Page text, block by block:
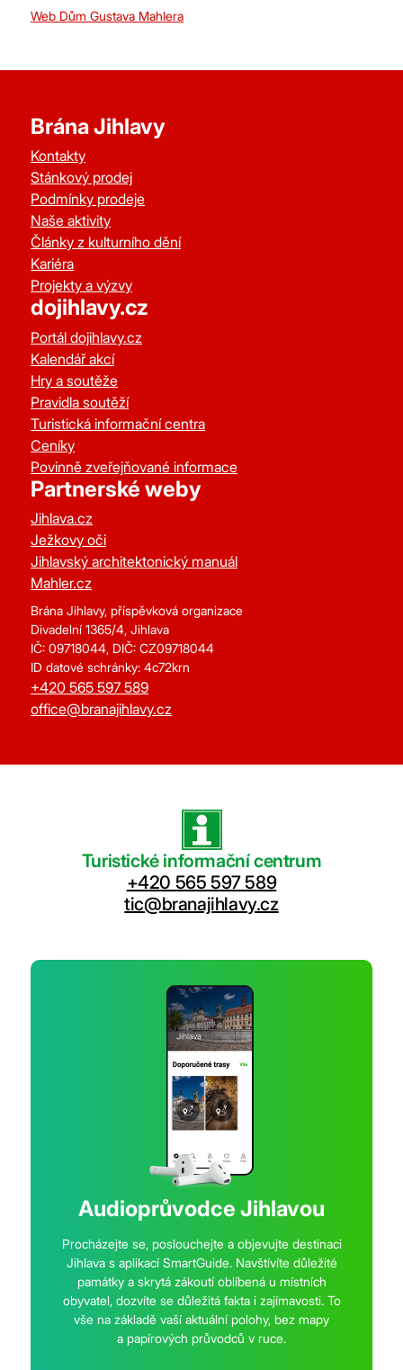
Web Dům Gustava Mahlera
Brána Jihlavy
Kontakty
Stánkový prodej
Podmínky prodeje
Naše aktivity
Články z kulturního dění
Kariéra
Projekty a výzvy
dojihlavy.cz
Portál dojihlavy.cz
Kalendář akcí
Hry a soutěže
Pravidla soutěží
Turistická informační centra
Ceníky
Povinně zveřejňované informace
Partnerské weby
Jihlava.cz
Ježkovy oči
Jihlavský architektonický manuál
Mahler.cz
Brána Jihlavy, příspěvková organizace
Divadelní 1365/4, Jihlava
IČ: 09718044, DIČ: CZ09718044
ID datové schránky: 4c72krn
+420 565 597 589
office@branajihlavy.cz
Turistické informační centrum
+420 565 597 589
tic@branajihlavy.cz
Audioprůvodce Jihlavou
Procházejte se, poslouchejte a objevujte destinaci
Jihlava s aplikací SmartGuide. Navštívíte důležité
památky a skrytá zákoutí oblíbená u místních
obyvatel, dozvíte se důležitá fakta i zajímavosti. To
vše na základě vaší aktuální polohy, bez mapy
a papírových průvodců v ruce.